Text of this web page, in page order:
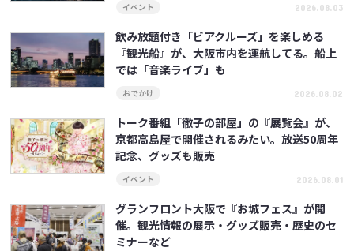
イベント 2026.08.03
飲み放題付き「ビアクルーズ」を楽しめる
『観光船』が、大阪市内を運航してる。船上
では「音楽ライブ」も
おでかけ 2026.08.02
トーク番組「徹子の部屋」の『展覧会』が、
京都高島屋で開催されるみたい。放送50周年
記念、グッズも販売
イベント 2026.08.01
グランフロント大阪で『お城フェス』が開
催。観光情報の展示・グッズ販売・歴史のセ
ミナーなど